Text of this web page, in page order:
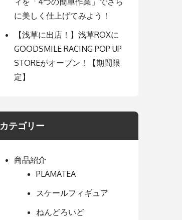
に美しく仕上げてみよう！
【浅草に出店！】浅草ROXに
GOODSMILE RACING POP UP
STOREがオープン！【期間限
定】
カテゴリー
商品紹介
PLAMATEA
スケールフィギュア
ねんどろいど